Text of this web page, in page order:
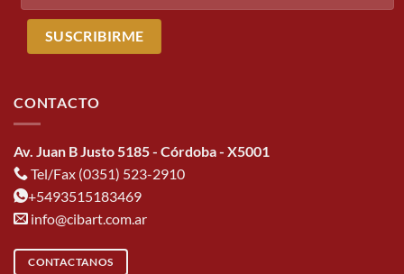
CONTACTO
Av. Juan B Justo 5185 - Córdoba - X5001
Tel/Fax (0351) 523-2910
+5493515183469
info@cibart.com.ar
CONTACTANOS